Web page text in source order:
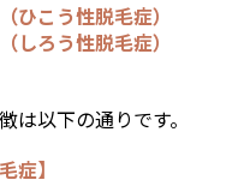
ひこう性脱毛症）
しろう性脱毛症）
は以下の通りです。
症】